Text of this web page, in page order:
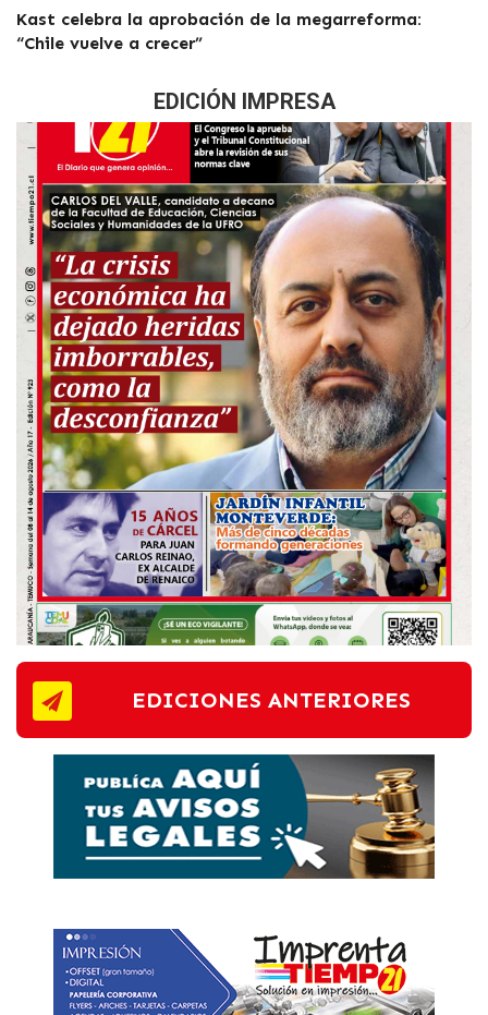
Kast celebra la aprobación de la megarreforma:
“Chile vuelve a crecer”
EDICIÓN IMPRESA
EDICIONES ANTERIORES